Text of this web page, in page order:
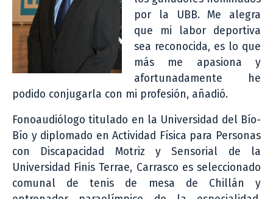
por la UBB. Me alegra
que mi labor deportiva
sea reconocida, es lo que
más me apasiona y
afortunadamente he
podido conjugarla con mi profesión, añadió.
Fonoaudiólogo titulado en la Universidad del Bío-
Bío y diplomado en Actividad Física para Personas
con Discapacidad Motriz y Sensorial de la
Universidad Finis Terrae, Carrasco es seleccionado
comunal de tenis de mesa de Chillán y